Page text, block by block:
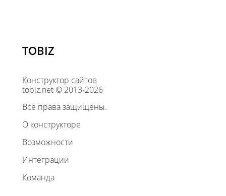
TOBIZ
Конструктор сайтов
tobiz.net © 2013-2026
Все права защищены.
О конструкторе
Возможности
Интеграции
Команда